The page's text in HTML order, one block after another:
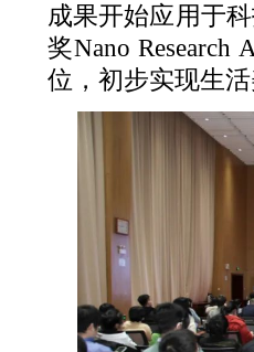
成果开始应用于
奖Nano
位，初步实现生